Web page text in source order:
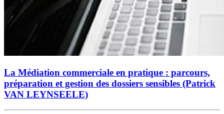
La Médiation commerciale en pratique : parcours,
préparation et gestion des dossiers sensibles (Patrick
VAN LEYNSEELE)